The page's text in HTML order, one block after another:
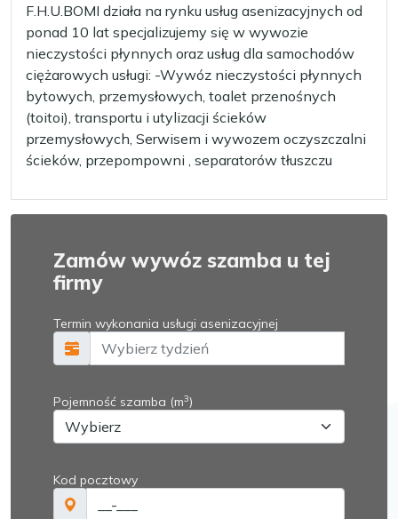
F.H.U.BOMI działa na rynku usług asenizacyjnych od
ponad 10 lat specjalizujemy się w wywozie
nieczystości płynnych oraz usług dla samochodów
ciężarowych usługi: -Wywóz nieczystości płynnych
bytowych, przemysłowych, toalet przenośnych
(toitoi), transportu i utylizacji ścieków
przemysłowych, Serwisem i wywozem oczyszczalni
ścieków, przepompowni , separatorów tłuszczu
Zamów wywóz szamba u tej
firmy
Termin wykonania usługi asenizacyjnej
Pojemność szamba (m3)
Kod pocztowy